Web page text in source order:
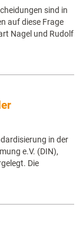
sind in
auf diese Frage
Nagel und Rudolf
in der
e.V. (DIN),
Die